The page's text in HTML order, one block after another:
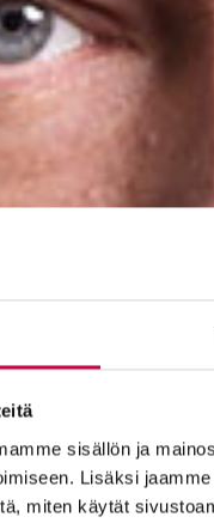
sisällön ja
Lisäksi
miten käytät